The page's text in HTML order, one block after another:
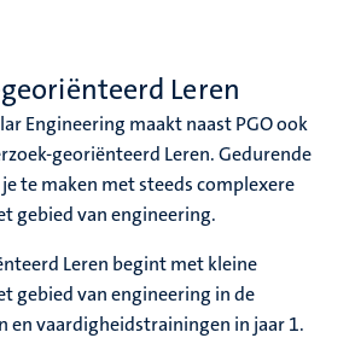
Leren
Engineering maakt naast PGO ook
georiënteerd Leren. Gedurende
te maken met steeds complexere
gebied van engineering.
Leren begint met kleine
gebied van engineering in de
en vaardigheidstrainingen in jaar 1.